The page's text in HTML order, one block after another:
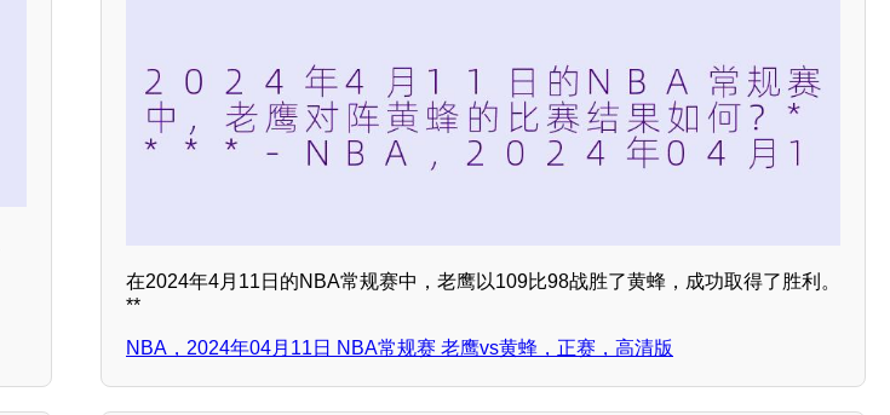
在2024年4月11日的NBA常规赛中，老鹰以109比98战胜了黄蜂，成功取得了胜利。
**
NBA，2024年04月11日 NBA常规赛 老鹰vs黄蜂，正赛，高清版